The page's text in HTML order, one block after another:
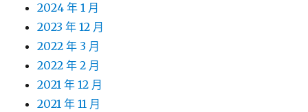
2024 年 1 月
2023 年 12 月
2022 年 3 月
2022 年 2 月
2021 年 12 月
2021 年 11 月